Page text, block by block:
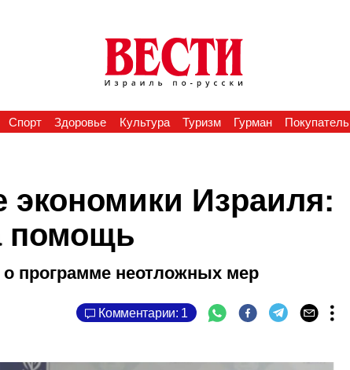
Спорт Здоровье Культура Туризм Гурман Покупатель
экономики Израиля:
помощь
программе неотложных мер
Комментарии: 1